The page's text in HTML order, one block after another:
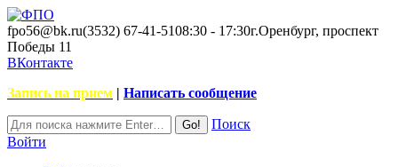
fpo56@bk.ru(3532) 67-41-5108:30 - 17:30г.Оренбург, проспект
Победы 11
ВКонтакте
Запись на прием | Написать сообщение
Поиск
Войти